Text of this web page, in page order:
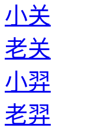
小关
老关
小羿
老羿